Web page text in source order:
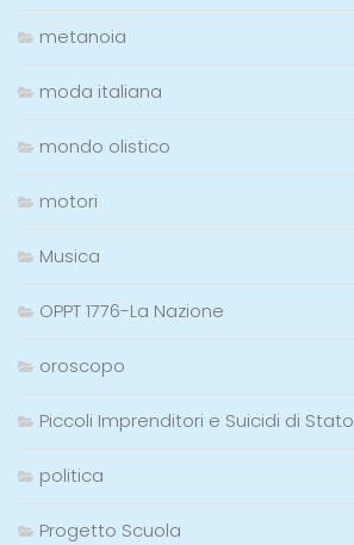
metanoia
moda italiana
mondo olistico
motori
Musica
OPPT 1776-La Nazione
oroscopo
Piccoli Imprenditori e Suicidi di Stato
politica
Progetto Scuola